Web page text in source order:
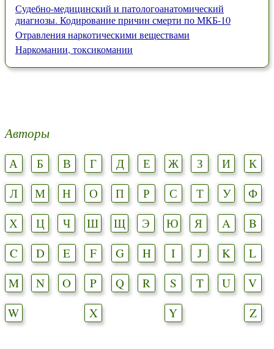
Судебно-медицинский и патологоанатомический
диагнозы. Кодирование причин смерти по МКБ-10
Отравления наркотическими веществами
Наркомании, токсикомании
Авторы
А Б В Г Д Е Ж З И
К
Л
М Н О П Р С Т У
Ф
Х
Ц Ч Ш Щ Э Ю Я A
B
C
D E F G H I J K
L
M
N O P Q R S T U
V
W
X Y Z